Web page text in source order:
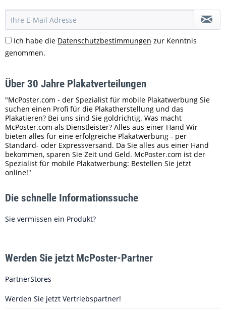
Ich habe die Datenschutzbestimmungen zur Kenntnis
genommen.
Über 30 Jahre Plakatverteilungen
"McPoster.com - der Spezialist für mobile Plakatwerbung Sie
suchen einen Profi für die Plakatherstellung und das
Plakatieren? Bei uns sind Sie goldrichtig. Was macht
McPoster.com als Dienstleister? Alles aus einer Hand Wir
bieten alles für eine erfolgreiche Plakatwerbung - per
Standard- oder Expressversand. Da Sie alles aus einer Hand
bekommen, sparen Sie Zeit und Geld. McPoster.com ist der
Spezialist für mobile Plakatwerbung: Bestellen Sie jetzt
online!"
Die schnelle Informationssuche
Sie vermissen ein Produkt?
Werden Sie jetzt McPoster-Partner
PartnerStores
Werden Sie jetzt Vertriebspartner!